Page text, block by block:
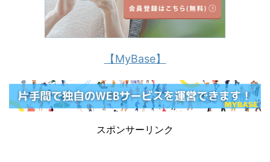
【MyBase】
スポンサーリンク